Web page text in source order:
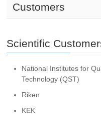
Customers
Scientific
National Institutes for
Technology (QST)
Riken
KEK